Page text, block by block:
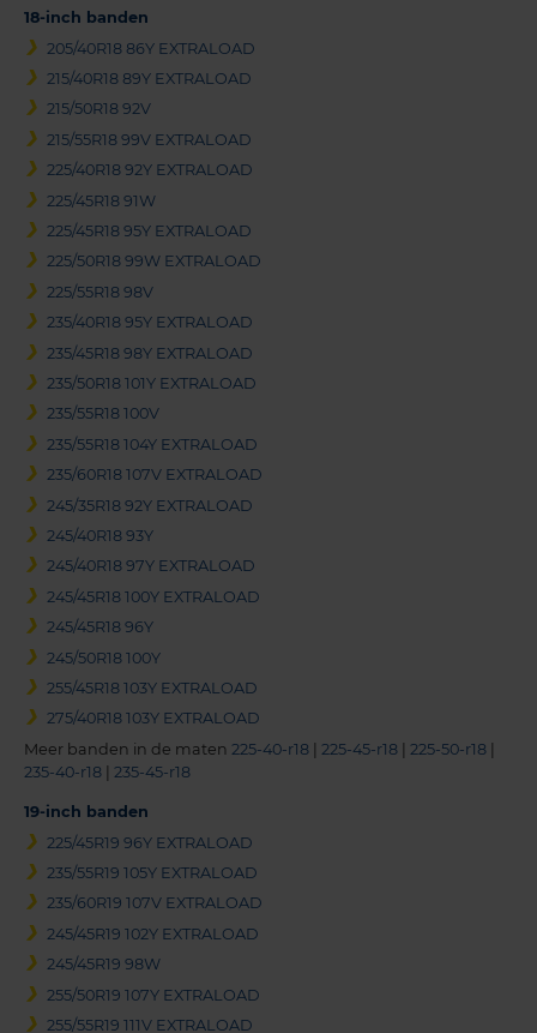
18-inch banden
205/40R18 86Y EXTRALOAD
215/40R18 89Y EXTRALOAD
215/50R18 92V
215/55R18 99V EXTRALOAD
225/40R18 92Y EXTRALOAD
225/45R18 91W
225/45R18 95Y EXTRALOAD
225/50R18 99W EXTRALOAD
225/55R18 98V
235/40R18 95Y EXTRALOAD
235/45R18 98Y EXTRALOAD
235/50R18 101Y EXTRALOAD
235/55R18 100V
235/55R18 104Y EXTRALOAD
235/60R18 107V EXTRALOAD
245/35R18 92Y EXTRALOAD
245/40R18 93Y
245/40R18 97Y EXTRALOAD
245/45R18 100Y EXTRALOAD
245/45R18 96Y
245/50R18 100Y
255/45R18 103Y EXTRALOAD
275/40R18 103Y EXTRALOAD
Meer banden in de maten 225-40-r18 | 225-45-r18 | 225-50-r18 |
235-40-r18 | 235-45-r18
19-inch banden
225/45R19 96Y EXTRALOAD
235/55R19 105Y EXTRALOAD
235/60R19 107V EXTRALOAD
245/45R19 102Y EXTRALOAD
245/45R19 98W
255/50R19 107Y EXTRALOAD
255/55R19 111V EXTRALOAD